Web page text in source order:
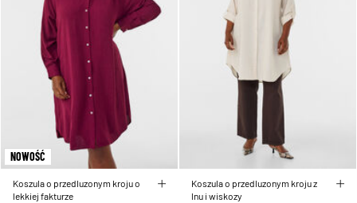
NOWOŚĆ
Koszula o przedluzonym kroju o
lekkiej fakturze
Koszula o przedluzonym kroju z
lnu i wiskozy